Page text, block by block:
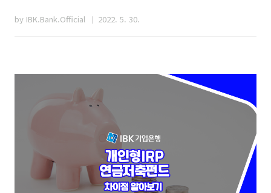
by IBK.Bank.Official 2022. 5. 30.